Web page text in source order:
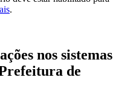
.
nos sistemas
de